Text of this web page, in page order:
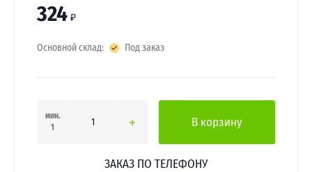
324 ₽
Основной склад: Под заказ
мин.
1
В корзину
ЗАКАЗ ПО ТЕЛЕФОНУ